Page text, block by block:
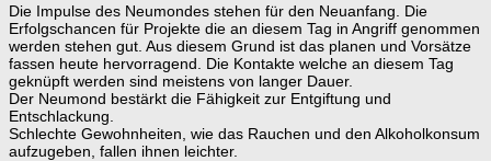
Die Impulse des Neumondes stehen für den Neuanfang. Die
Erfolgschancen für Projekte die an diesem Tag in Angriff genommen
werden stehen gut. Aus diesem Grund ist das planen und Vorsätze
fassen heute hervorragend. Die Kontakte welche an diesem Tag
geknüpft werden sind meistens von langer Dauer.
Der Neumond bestärkt die Fähigkeit zur Entgiftung und
Entschlackung.
Schlechte Gewohnheiten, wie das Rauchen und den Alkoholkonsum
aufzugeben, fallen ihnen leichter.